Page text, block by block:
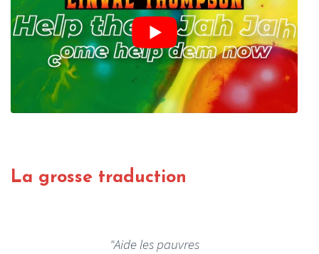
La grosse traduction
"Aide les pauvres